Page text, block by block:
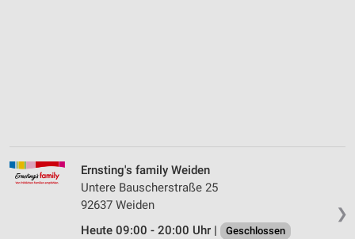
❯
Ernsting's family Weiden
Untere Bauscherstraße 25
92637 Weiden
Heute 09:00 - 20:00 Uhr |
Geschlossen